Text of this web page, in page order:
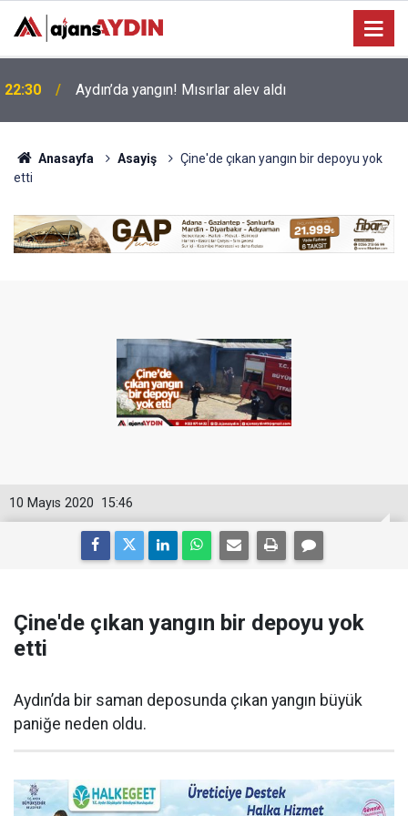
22:18 Aydın'da korku dolu anlar! İtfaiye faciayı önledi
Anasayfa Asayiş
Çine'de çıkan yangın bir depoyu yok
etti
15:46
10 Mayıs 2020
Çine'de çıkan yangın bir depoyu yok
etti
Aydın’da bir saman deposunda çıkan yangın büyük
paniğe neden oldu.